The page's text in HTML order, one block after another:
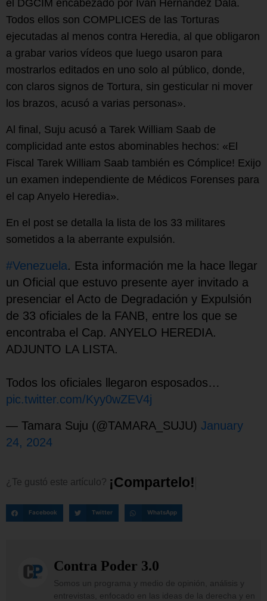
el DGCIM encabezado por Iván Hernández Dala.
Todos ellos son COMPLICES de las Torturas
ejecutadas al menos contra Heredia, al que obligaron
a grabar varios vídeos que luego usaron para
mostrarlos editados en uno solo al público, donde,
con claros signos de Tortura, sin gesticular ni mover
los brazos, acusó a varias personas».
Al final, Suju acusó a Tarek William Saab de
complicidad ante estos abominables hechos: «El
Fiscal Tarek William Saab también es Cómplice! Exijo
un examen independiente de Médicos Forenses para
el cap Anyelo Heredia».
En el post se detalla la lista de los 33 militares
sometidos a la aberrante expulsión.
#Venezuela. Esta información me la hace llegar
un Oficial que estuvo presente ayer invitado a
presenciar el Acto de Degradación y Expulsión
de 33 oficiales de la FANB, entre los que se
encontraba el Cap. ANYELO HEREDIA.
ADJUNTO LA LISTA.
Todos los oficiales llegaron esposados…
pic.twitter.com/Kyy0wZEV4j
— Tamara Suju (@TAMARA_SUJU) January
24, 2024
¿Te gustó este artículo? ¡Compartelo!
Facebook Twitter WhatsApp
Contra Poder 3.0
Somos un programa y medio de opinión, análisis y
entrevistas, enfocado en las ideas de la derecha y en